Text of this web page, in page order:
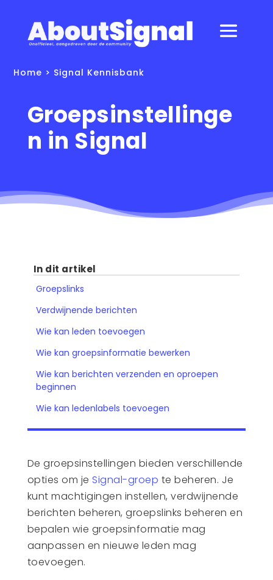
Home > Signal Kennisbank
Groepsinstellinge
n in Signal
In dit artikel
Groepslinks
Verdwijnende berichten
Wie kan leden toevoegen
Wie kan groepsinformatie bewerken
Wie kan berichten verzenden en oproepen
beginnen
Wie kan ledenlabels toevoegen
De groepsinstellingen bieden verschillende
opties om je Signal-groep te beheren. Je
kunt machtigingen instellen, verdwijnende
berichten beheren, groepslinks beheren en
bepalen wie groepsinformatie mag
aanpassen en nieuwe leden mag
toevoegen.